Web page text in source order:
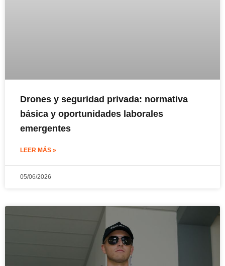
Drones y seguridad privada: normativa
básica y oportunidades laborales
emergentes
LEER MÁS »
05/06/2026